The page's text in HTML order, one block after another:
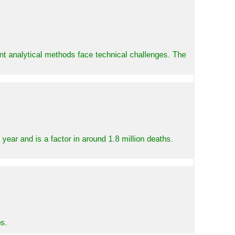
analytical methods face technical challenges. The
and is a factor in around 1.8 million deaths.